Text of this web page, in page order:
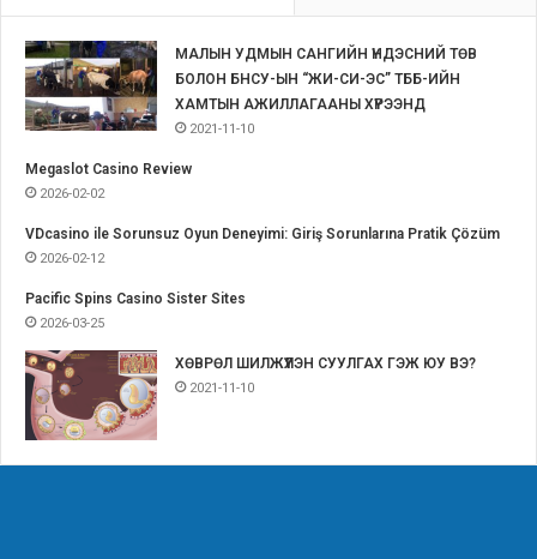
МАЛЫН УДМЫН САНГИЙН ҮНДЭСНИЙ ТӨВ
БОЛОН БНСУ-ЫН “ЖИ-СИ-ЭС” ТББ-ИЙН
ХАМТЫН АЖИЛЛАГААНЫ ХҮРЭЭНД
2021-11-10
Megaslot Casino Review
2026-02-02
VDcasino ile Sorunsuz Oyun Deneyimi: Giriş Sorunlarına Pratik Çözüm
2026-02-12
Pacific Spins Casino Sister Sites
2026-03-25
ХӨВРӨЛ ШИЛЖҮҮЛЭН СУУЛГАХ ГЭЖ ЮУ ВЭ?
2021-11-10